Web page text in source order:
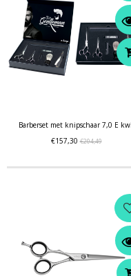
Barberset met knipschaar 7,0 E
€157,30€204,49